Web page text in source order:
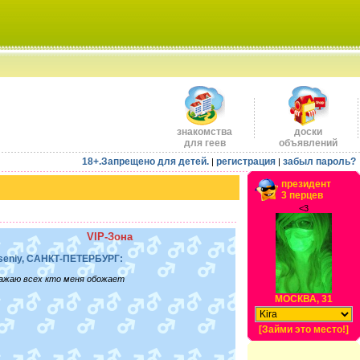
знакомства
для геев
доски
объявлений
18+.Запрещено для детей. | регистрация | забыл пароль?
VIP-Зона
САНКТ-ПЕТЕРБУРГ:
всех кто меня обожает
президент
3 перцев
<3
МОСКВА, 31
[Займи это место!]